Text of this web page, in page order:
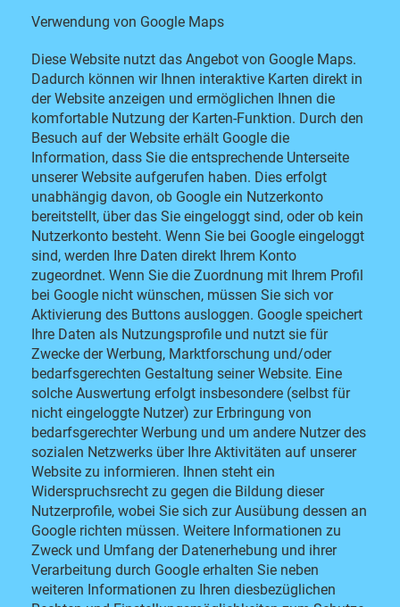
Verwendung von Google Maps
Diese Website nutzt das Angebot von Google Maps.
Dadurch können wir Ihnen interaktive Karten direkt in
der Website anzeigen und ermöglichen Ihnen die
komfortable Nutzung der Karten-Funktion. Durch den
Besuch auf der Website erhält Google die
Information, dass Sie die entsprechende Unterseite
unserer Website aufgerufen haben. Dies erfolgt
unabhängig davon, ob Google ein Nutzerkonto
bereitstellt, über das Sie eingeloggt sind, oder ob kein
Nutzerkonto besteht. Wenn Sie bei Google eingeloggt
sind, werden Ihre Daten direkt Ihrem Konto
zugeordnet. Wenn Sie die Zuordnung mit Ihrem Profil
bei Google nicht wünschen, müssen Sie sich vor
Aktivierung des Buttons ausloggen. Google speichert
Ihre Daten als Nutzungsprofile und nutzt sie für
Zwecke der Werbung, Marktforschung und/oder
bedarfsgerechten Gestaltung seiner Website. Eine
solche Auswertung erfolgt insbesondere (selbst für
nicht eingeloggte Nutzer) zur Erbringung von
bedarfsgerechter Werbung und um andere Nutzer des
sozialen Netzwerks über Ihre Aktivitäten auf unserer
Website zu informieren. Ihnen steht ein
Widerspruchsrecht zu gegen die Bildung dieser
Nutzerprofile, wobei Sie sich zur Ausübung dessen an
Google richten müssen. Weitere Informationen zu
Zweck und Umfang der Datenerhebung und ihrer
Verarbeitung durch Google erhalten Sie neben
weiteren Informationen zu Ihren diesbezüglichen